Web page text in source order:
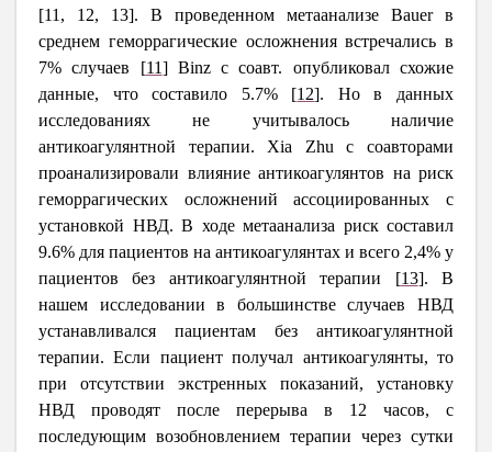
[11, 12, 13]. В проведенном метаанализе Bauerв
среднем геморрагические осложнения встречались в
7% случаев [11] Binz с соавт. опубликовал схожие
данные, что составило 5.7% [12]. Но в данных
исследованиях не учитывалось наличие
антикоагулянтной терапии. Xia Zhu
с соавторами
проанализировали влияние антикоагулянтов на риск
геморрагических осложнений ассоциированных с
установкой НВД. В ходе метаанализа риск составил
9.6% для пациентов на антикоагулянтах и всего 2,4% у
пациентов без антикоагулянтной терапии [13]. В
нашем исследовании в большинстве случаев НВД
устанавливался пациентам без антикоагулянтной
терапии. Если пациент получал антикоагулянты, то
при отсутствии экстренных показаний, установку
НВД проводят после перерыва в 12 часов, с
последующим возобновлением терапии через сутки